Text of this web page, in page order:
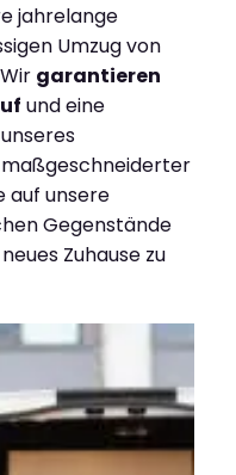
jahrelange
Umzug von
garantieren
und eine
auf unsere
Gegenstände
Zuhause zu